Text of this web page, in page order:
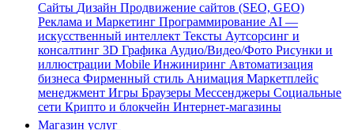
Сайты Дизайн Продвижение сайтов (SEO, GEO)
Реклама и Маркетинг Программирование AI —
искусственный интеллект Тексты Аутсорсинг и
консалтинг 3D Графика Аудио/Видео/Фото Рисунки и
иллюстрации Mobile Инжиниринг Автоматизация
бизнеса Фирменный стиль Анимация Маркетплейс
менеджмент Игры Браузеры Мессенджеры Социальные
сети Крипто и блокчейн Интернет-магазины
Магазин услуг